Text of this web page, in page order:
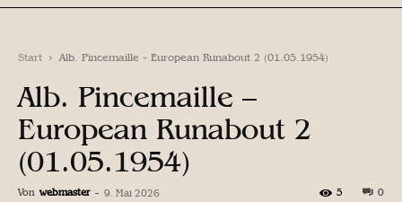
Start Alb. Pincemaille - European Runabout 2 (01.05.1954)
Alb. Pincemaille –
European Runabout 2
(01.05.1954)
Von webmaster - 9. Mai 2026 0
5